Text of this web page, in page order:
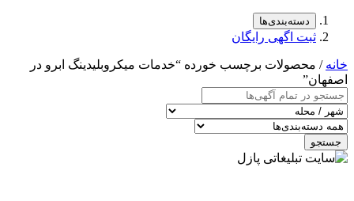
دسته‌بندی‌ها
ثبت اگهی رایگان
خانه / محصولات برچسب خورده “خدمات میکروبلیدینگ ابرو در
اصفهان”
جستجو